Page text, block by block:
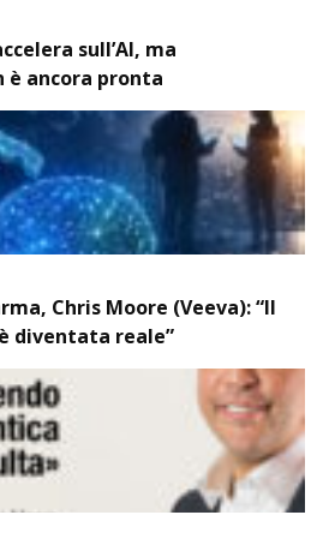
sull’AI, ma
ancora pronta
Chris Moore (Veeva): “Il
è diventata reale”